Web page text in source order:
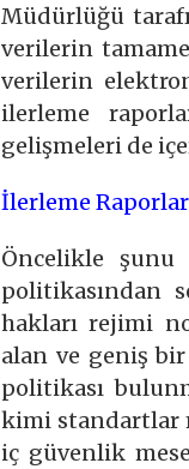
Müdürlüğü
verilerin
verilerin
ilerleme
gelişmeleri de
İlerleme
Öncelikle
politikasından
hakları rejimi
alan ve geniş
politikası
kimi standartlar
iç güvenlik